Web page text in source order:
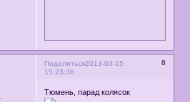
Поделиться 8
2013-03-15
15:23:36
Тюмень, парад колясок